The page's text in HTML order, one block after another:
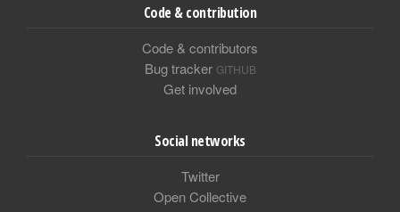
Code & contribution
Code & contributors
Bug tracker GITHUB
Get involved
Social networks
Twitter
Open Collective